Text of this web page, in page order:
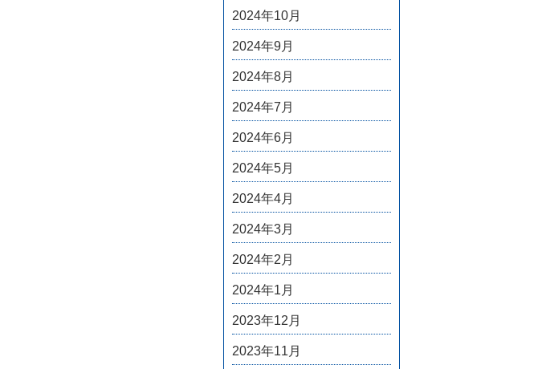
2024年10月
2024年9月
2024年8月
2024年7月
2024年6月
2024年5月
2024年4月
2024年3月
2024年2月
2024年1月
2023年12月
2023年11月